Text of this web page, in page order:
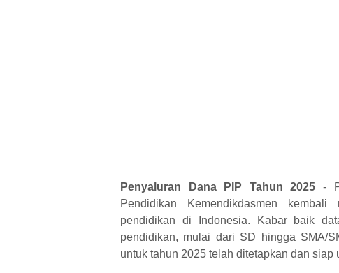
Penyaluran Dana PIP Tahun 2025 -
Pendidikan Kemendikdasmen kembali
pendidikan di Indonesia. Kabar baik
pendidikan, mulai dari SD hingga SMA/
untuk tahun 2025 telah ditetapkan dan siap